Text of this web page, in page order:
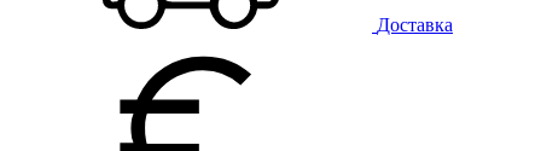
Доставка